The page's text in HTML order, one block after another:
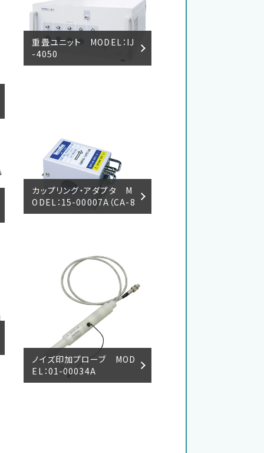
重畳ユニット MODEL：IJ
-4050
カップリング・アダプタ M
ODEL：15-00007A（CA-8
06）
ノイズ印加プローブ MOD
EL：01-00034A